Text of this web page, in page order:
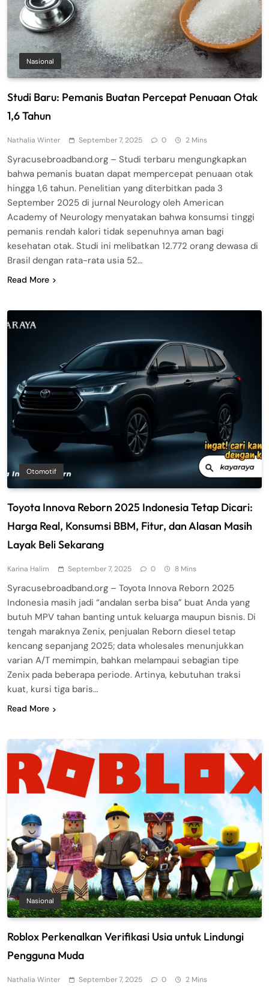
Nasional
Studi Baru: Pemanis Buatan Percepat Penuaan Otak
1,6 Tahun
Nathalia Winter September 7, 2025 0 2 Mins
Syracusebroadband.org – Studi terbaru mengungkapkan
bahwa pemanis buatan dapat mempercepat penuaan otak
hingga 1,6 tahun. Penelitian yang diterbitkan pada 3
September 2025 di jurnal Neurology oleh American
Academy of Neurology menyatakan bahwa konsumsi tinggi
pemanis rendah kalori tidak sepenuhnya aman bagi
kesehatan otak. Studi ini melibatkan 12.772 orang dewasa di
Brasil dengan rata-rata usia 52…
Read More
Otomotif
Toyota Innova Reborn 2025 Indonesia Tetap Dicari:
Harga Real, Konsumsi BBM, Fitur, dan Alasan Masih
Layak Beli Sekarang
Karina Halim September 7, 2025 0 8 Mins
Syracusebroadband.org – Toyota Innova Reborn 2025
Indonesia masih jadi “andalan serba bisa” buat Anda yang
butuh MPV tahan banting untuk keluarga maupun bisnis. Di
tengah maraknya Zenix, penjualan Reborn diesel tetap
kencang sepanjang 2025; data wholesales menunjukkan
varian A/T memimpin, bahkan melampaui sebagian tipe
Zenix pada beberapa periode. Artinya, kebutuhan traksi
kuat, kursi tiga baris…
Read More
Nasional
Roblox Perkenalkan Verifikasi Usia untuk Lindungi
Pengguna Muda
Nathalia Winter September 7, 2025 0 2 Mins